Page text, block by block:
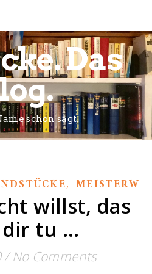
Das
schon sagt.
,
willst, das
dir tu …
/ No Comments